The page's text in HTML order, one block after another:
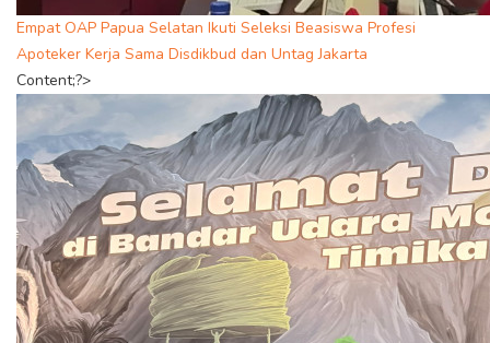
Empat OAP Papua Selatan Ikuti Seleksi Beasiswa Profesi
Apoteker Kerja Sama Disdikbud dan Untag Jakarta
Content;?>